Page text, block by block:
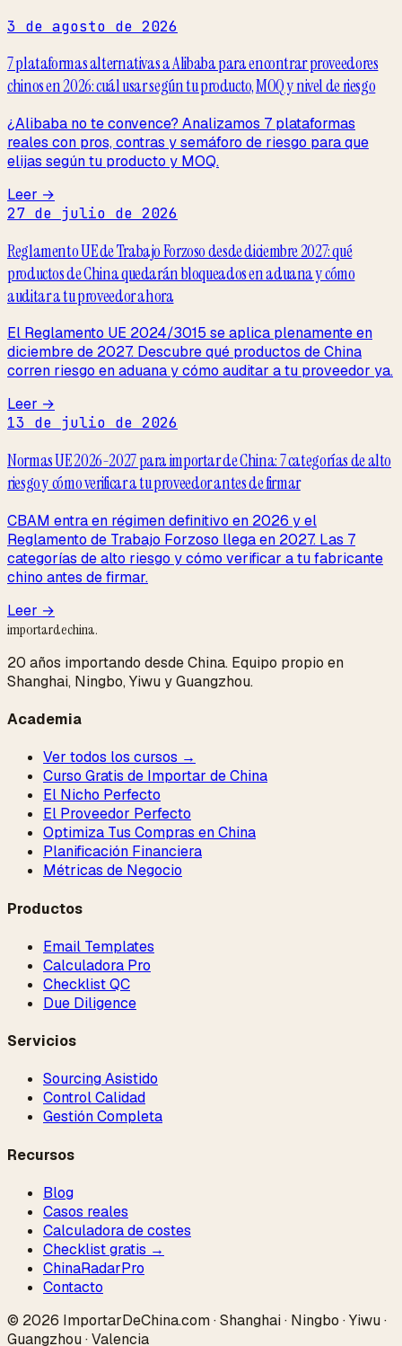
3 de agosto de 2026
7 plataformas alternativas a Alibaba para encontrar proveedores
chinos en 2026: cuál usar según tu producto, MOQ y nivel de riesgo
¿Alibaba no te convence? Analizamos 7 plataformas
reales con pros, contras y semáforo de riesgo para que
elijas según tu producto y MOQ.
Leer →
27 de julio de 2026
Reglamento UE de Trabajo Forzoso desde diciembre 2027: qué
productos de China quedarán bloqueados en aduana y cómo
auditar a tu proveedor ahora
El Reglamento UE 2024/3015 se aplica plenamente en
diciembre de 2027. Descubre qué productos de China
corren riesgo en aduana y cómo auditar a tu proveedor ya.
Leer →
13 de julio de 2026
Normas UE 2026-2027 para importar de China: 7 categorías de alto
riesgo y cómo verificar a tu proveedor antes de firmar
CBAM entra en régimen definitivo en 2026 y el
Reglamento de Trabajo Forzoso llega en 2027. Las 7
categorías de alto riesgo y cómo verificar a tu fabricante
chino antes de firmar.
Leer →
importardechina.
20 años importando desde China. Equipo propio en
Shanghai, Ningbo, Yiwu y Guangzhou.
Academia
Ver todos los cursos →
Curso Gratis de Importar de China
El Nicho Perfecto
El Proveedor Perfecto
Optimiza Tus Compras en China
Planificación Financiera
Métricas de Negocio
Productos
Email Templates
Calculadora Pro
Checklist QC
Due Diligence
Servicios
Sourcing Asistido
Control Calidad
Gestión Completa
Recursos
Blog
Casos reales
Calculadora de costes
Checklist gratis →
ChinaRadarPro
Contacto
© 2026 ImportarDeChina.com · Shanghai · Ningbo · Yiwu ·
Guangzhou · Valencia